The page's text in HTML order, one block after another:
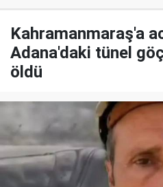
Kahramanmaraş'a
Adana'daki tünel
öldü